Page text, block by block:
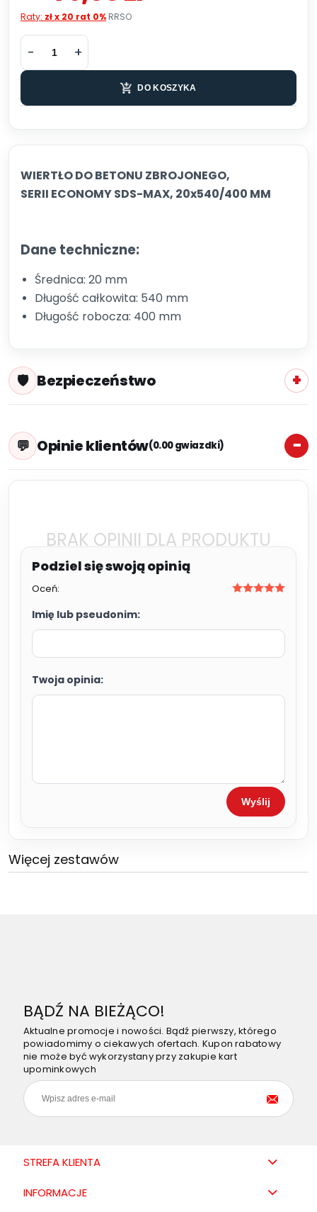
Raty: zł x 20 rat 0% RRSO
DO KOSZYKA
WIERTŁO DO BETONU ZBROJONEGO,
SERII ECONOMY SDS-MAX, 20x540/400 MM
Dane techniczne:
Średnica: 20 mm
Długość całkowita: 540 mm
Długość robocza: 400 mm
Bezpieczeństwo
Opinie klientów(0.00 gwiazdki)
BRAK OPINII DLA PRODUKTU
Oceń:
Imię lub pseudonim:
Twoja opinia:
Wyślij
Więcej zestawów
BĄDŹ NA BIEŻĄCO!
Aktualne promocje i nowości. Bądź pierwszy, którego
powiadomimy o ciekawych ofertach. Kupon rabatowy
nie może być wykorzystany przy zakupie kart
upominkowych
STREFA KLIENTA
INFORMACJE